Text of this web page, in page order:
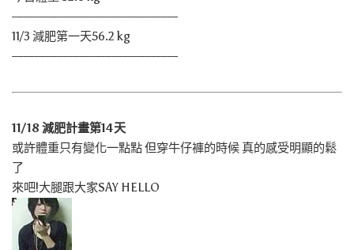
———————————————
11/3 減肥第一天56.2 kg
———————————————
11/18 減肥計畫第14天
或許體重只有變化一點點 但穿牛仔褲的時候 真的感受明顯的鬆
了
來吧!大腿跟大家SAY HELLO